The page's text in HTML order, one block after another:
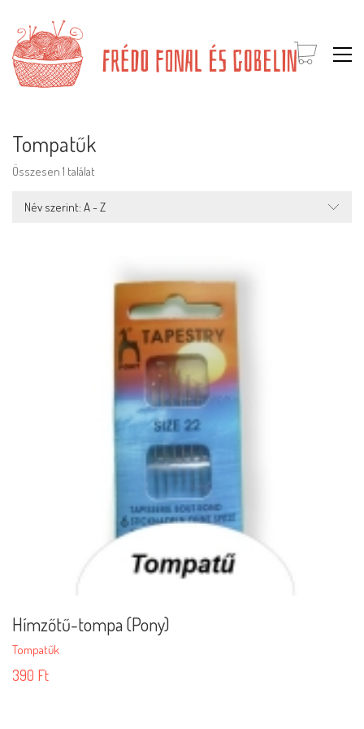
Tompatűk
Összesen 1 találat
Név szerint: A - Z
Hímzőtű-tompa (Pony)
Tompatűk
390 Ft